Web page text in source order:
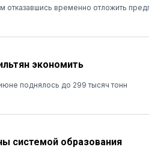
временно отложить
экономить
поднялось до 299 тысяч тонн
системой образования